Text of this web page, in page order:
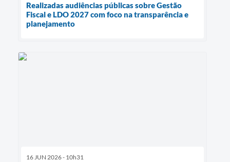
Realizadas audiências públicas sobre Gestão
Fiscal e LDO 2027 com foco na transparência e
planejamento
16 JUN 2026 - 10h31